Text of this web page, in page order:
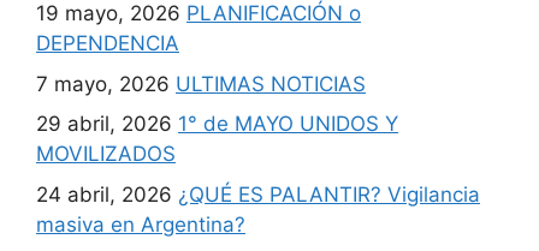
19 mayo, 2026 PLANIFICACIÓN o
DEPENDENCIA
7 mayo, 2026 ULTIMAS NOTICIAS
29 abril, 2026 1° de MAYO UNIDOS Y
MOVILIZADOS
24 abril, 2026 ¿QUÉ ES PALANTIR? Vigilancia
masiva en Argentina?